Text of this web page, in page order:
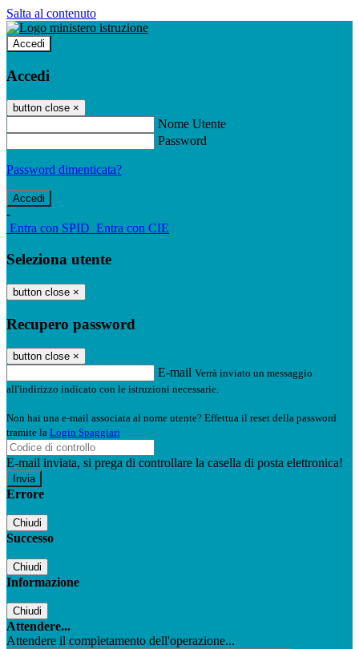
Salta al contenuto
Accedi
Accedi
button close ×
Nome Utente
Password
Password dimenticata?
-
Entra con SPID Entra con CIE
Seleziona utente
button close ×
Recupero password
button close ×
E-mail Verrà inviato un messaggio
all'indirizzo indicato con le istruzioni necessarie.
Non hai una e-mail associata al nome utente? Effettua il reset della password
tramite la Login Spaggiari
E-mail inviata, si prega di controllare la casella di posta elettronica!
Errore
Chiudi
Successo
Chiudi
Informazione
Chiudi
Attendere...
Attendere il completamento dell'operazione...